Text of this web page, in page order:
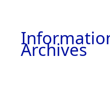
Archives